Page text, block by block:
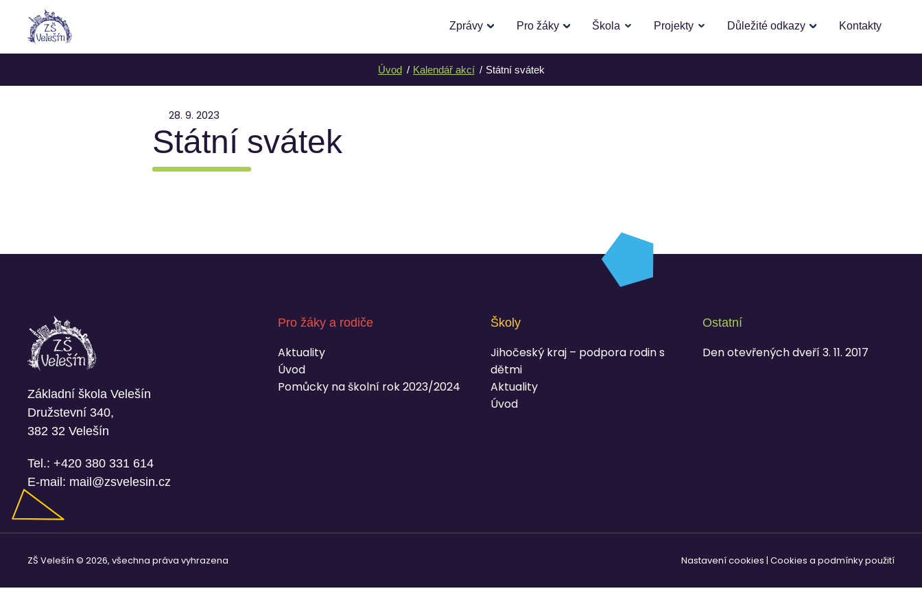
Zprávy Pro žáky Škola Projekty Důležité odkazy Kontakty
Úvod Kalendář akcí Státní svátek
28. 9. 2023
Státní svátek
Základní škola Velešín
Družstevní 340,
382 32 Velešín
Tel.: +420 380 331 614
E-mail: mail@zsvelesin.cz
Pro žáky a rodiče
Aktuality
Úvod
Pomůcky na školní rok 2023/2024
Školy
Jihočeský kraj – podpora rodin s
dětmi
Aktuality
Úvod
Ostatní
Den otevřených dveří 3. 11. 2017
ZŠ Velešín © 2026, všechna práva vyhrazena Nastavení cookies | Cookies a podmínky použití